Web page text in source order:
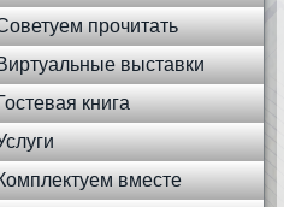
прочитать
выставки
книга
вместе